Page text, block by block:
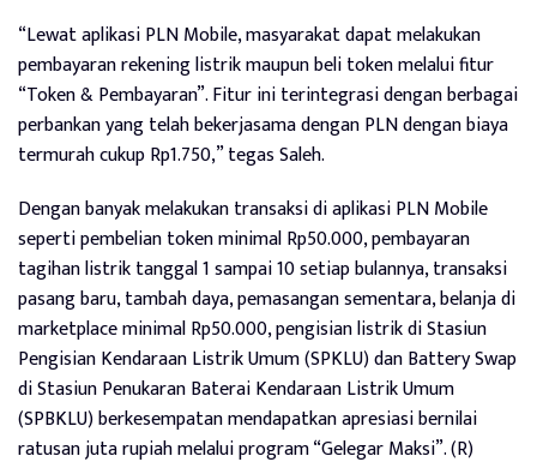
“Lewat aplikasi PLN Mobile, masyarakat dapat melakukan
pembayaran rekening listrik maupun beli token melalui fitur
“Token & Pembayaran”. Fitur ini terintegrasi dengan berbagai
perbankan yang telah bekerjasama dengan PLN dengan biaya
termurah cukup Rp1.750,” tegas Saleh.
Dengan banyak melakukan transaksi di aplikasi PLN Mobile
seperti pembelian token minimal Rp50.000, pembayaran
tagihan listrik tanggal 1 sampai 10 setiap bulannya, transaksi
pasang baru, tambah daya, pemasangan sementara, belanja di
marketplace minimal Rp50.000, pengisian listrik di Stasiun
Pengisian Kendaraan Listrik Umum (SPKLU) dan Battery Swap
di Stasiun Penukaran Baterai Kendaraan Listrik Umum
(SPBKLU) berkesempatan mendapatkan apresiasi bernilai
ratusan juta rupiah melalui program “Gelegar Maksi”. (R)